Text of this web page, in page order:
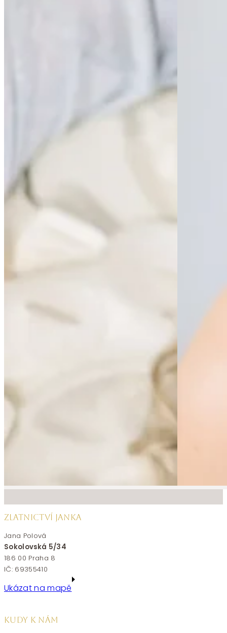
ZLATNICTVÍ JANKA
Jana Polová
Sokolovská 5/34
186 00 Praha 8
IČ: 69355410
Ukázat na mapě
KUDY K NÁM